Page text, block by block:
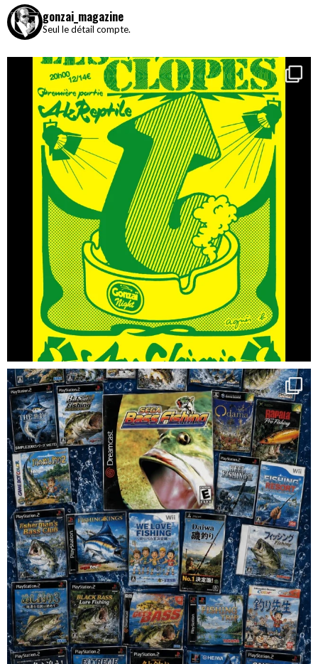
gonzai_magazine
Seul le détail compte.